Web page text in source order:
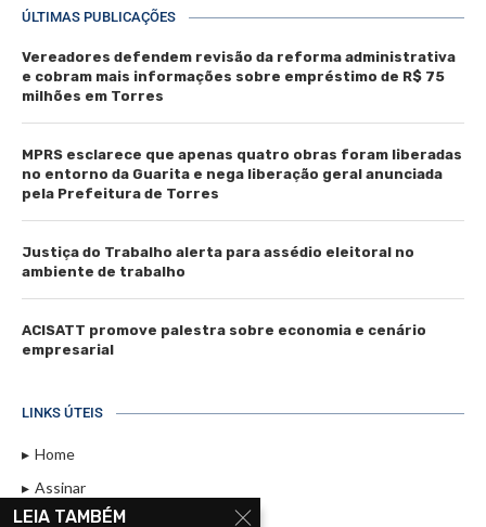
ÚLTIMAS PUBLICAÇÕES
Vereadores defendem revisão da reforma administrativa
e cobram mais informações sobre empréstimo de R$ 75
milhões em Torres
MPRS esclarece que apenas quatro obras foram liberadas
no entorno da Guarita e nega liberação geral anunciada
pela Prefeitura de Torres
Justiça do Trabalho alerta para assédio eleitoral no
ambiente de trabalho
ACISATT promove palestra sobre economia e cenário
empresarial
LINKS ÚTEIS
Home
Assinar
Contato
LEIA TAMBÉM